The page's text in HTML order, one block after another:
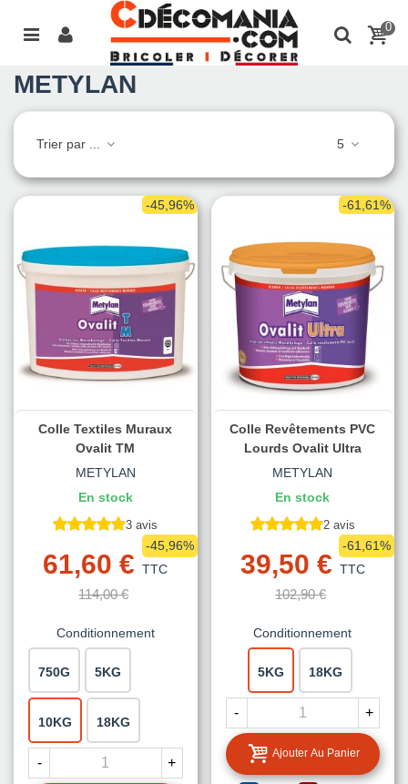
0
METYLAN
Trier par ... 5
-45,96%
Colle Textiles Muraux
Ovalit TM
METYLAN
En stock
3 avis
61,60 € TTC
114,00 €
-45,96%
Conditionnement
750G 5KG
10KG 18KG
- +
-61,61%
Colle Revêtements PVC
Lourds Ovalit Ultra
METYLAN
En stock
2 avis
39,50 € TTC
102,90 €
-61,61%
Conditionnement
5KG 18KG
- +
Ajouter Au Panier